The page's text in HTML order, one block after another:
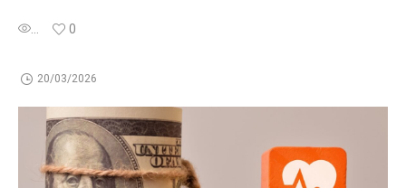
... 0
20/03/2026